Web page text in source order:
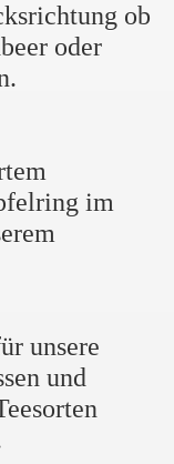
ob
oder
im
unsere
und